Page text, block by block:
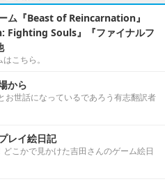
ム『Beast of Reincarnation』
Fighting Souls』『ファイナルフ
こちら。
から
お世話になっているであろう有志翻訳者
レイ絵日記
どこかで見かけた吉田さんのゲーム絵日